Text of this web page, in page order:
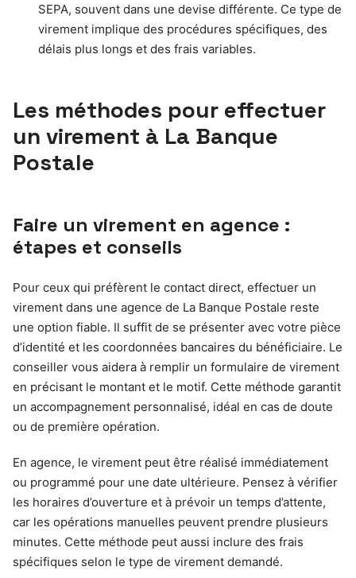
SEPA, souvent dans une devise différente. Ce type de
virement implique des procédures spécifiques, des
délais plus longs et des frais variables.
Les méthodes pour effectuer
un virement à La Banque
Postale
Faire un virement en agence :
étapes et conseils
Pour ceux qui préfèrent le contact direct, effectuer un
virement dans une agence de La Banque Postale reste
une option fiable. Il suffit de se présenter avec votre pièce
d’identité et les coordonnées bancaires du bénéficiaire. Le
conseiller vous aidera à remplir un formulaire de virement
en précisant le montant et le motif. Cette méthode garantit
un accompagnement personnalisé, idéal en cas de doute
ou de première opération.
En agence, le virement peut être réalisé immédiatement
ou programmé pour une date ultérieure. Pensez à vérifier
les horaires d’ouverture et à prévoir un temps d’attente,
car les opérations manuelles peuvent prendre plusieurs
minutes. Cette méthode peut aussi inclure des frais
spécifiques selon le type de virement demandé.